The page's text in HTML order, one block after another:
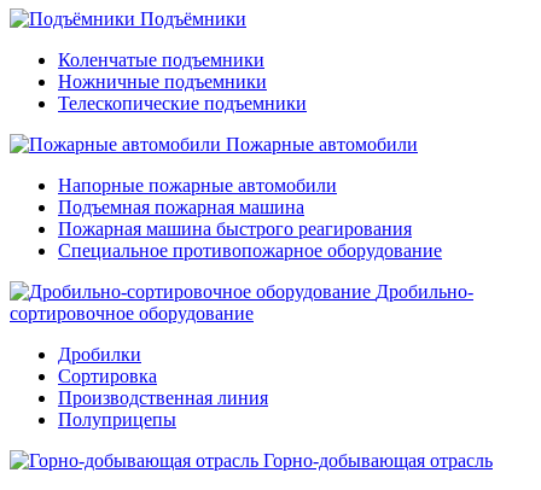
Подъёмники
Коленчатые подъемники
Ножничные подъемники
Телескопические подъемники
Пожарные автомобили
Напорные пожарные автомобили
Подъемная пожарная машина
Пожарная машина быстрого реагирования
Специальное противопожарное оборудование
Дробильно-
сортировочное оборудование
Дробилки
Сортировка
Производственная линия
Полуприцепы
Горно-добывающая отрасль